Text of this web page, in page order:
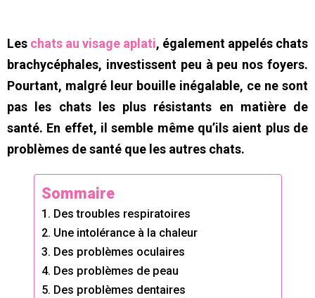
Les chats au visage aplati, également appelés chats
brachycéphales, investissent peu à peu nos foyers.
Pourtant, malgré leur bouille inégalable, ce ne sont
pas les chats les plus résistants en matière de
santé. En effet, il semble même qu’ils aient plus de
problèmes de santé que les autres chats.
Sommaire
1. Des troubles respiratoires
2. Une intolérance à la chaleur
3. Des problèmes oculaires
4. Des problèmes de peau
5. Des problèmes dentaires